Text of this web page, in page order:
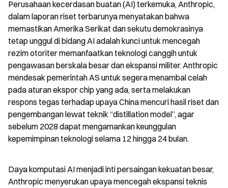
Perusahaan kecerdasan buatan (AI) terkemuka, Anthropic,
dalam laporan riset terbarunya menyatakan bahwa
memastikan Amerika Serikat dan sekutu demokrasinya
tetap unggul di bidang AI adalah kunci untuk mencegah
rezim otoriter memanfaatkan teknologi canggih untuk
pengawasan berskala besar dan ekspansi militer. Anthropic
mendesak pemerintah AS untuk segera menambal celah
pada aturan ekspor chip yang ada, serta melakukan
respons tegas terhadap upaya China mencuri hasil riset dan
pengembangan lewat teknik “distillation model”, agar
sebelum 2028 dapat mengamankan keunggulan
kepemimpinan teknologi selama 12 hingga 24 bulan.
Daya komputasi AI menjadi inti persaingan kekuatan besar,
Anthropic menyerukan upaya mencegah ekspansi teknis